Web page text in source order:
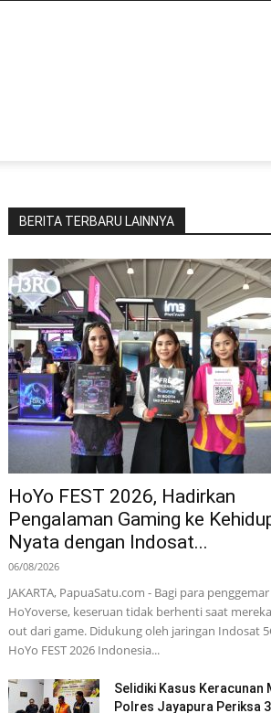
BERITA TERBARU LAINNYA
HoYo FEST 2026, Hadirkan
Pengalaman Gaming ke
Nyata dengan Indosat...
06/08/2026
JAKARTA, PapuaSatu.com - Bagi para penggemar
HoYoverse, keseruan tidak berhenti saat
out dari game. Didukung oleh jaringan Indosat
HoYo FEST 2026 Indonesia...
Selidiki Kasus Keracunan
Polres Jayapura Periksa